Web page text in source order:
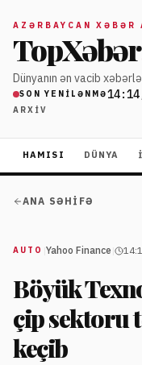
AZƏRBAYCAN XƏBƏR
TopXəbər
Dünyanın ən vacib
SON YENILƏNMƏ
ARXIV
HAMISI DÜNYA
ANA SƏHIFƏ
AUTO Yahoo Finance
Böyük
çip sektoru
keçib